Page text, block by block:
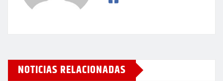
NOTICIAS RELACIONADAS